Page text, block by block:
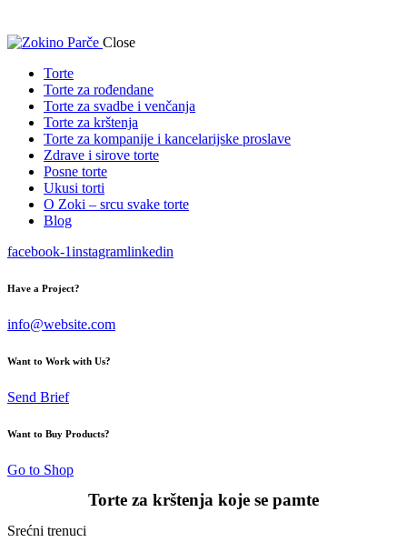
Close
Torte
Torte za rođendane
Torte za svadbe i venčanja
Torte za krštenja
Torte za kompanije i kancelarijske proslave
Zdrave i sirove torte
Posne torte
Ukusi torti
O Zoki – srcu svake torte
Blog
facebook-1instagramlinkedin
Have a Project?
info@website.com
Want to Work with Us?
Send Brief
Want to Buy Products?
Go to Shop
Torte za krštenja koje se pamte
Srećni trenuci